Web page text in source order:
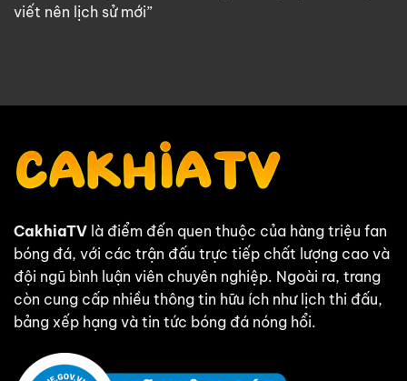
viết nên lịch sử mới”
CakhiaTV là điểm đến quen thuộc của hàng triệu fan
bóng đá, với các trận đấu trực tiếp chất lượng cao và
đội ngũ bình luận viên chuyên nghiệp. Ngoài ra, trang
còn cung cấp nhiều thông tin hữu ích như lịch thi đấu,
bảng xếp hạng và tin tức bóng đá nóng hổi.